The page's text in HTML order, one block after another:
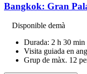
Bangkok: Gran
Disponible demà
Durada: 2 h 30 min
Visita guiada en
Grup de màx. 12